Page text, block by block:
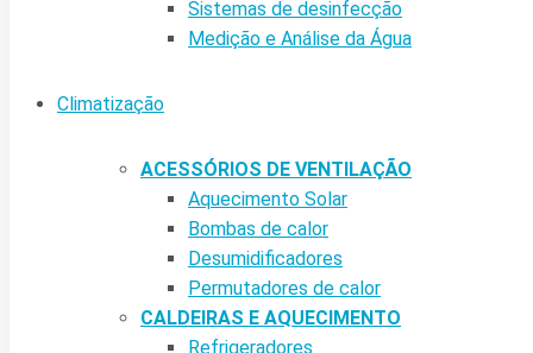
Sistemas de desinfecção
Medição e Análise da Água
Climatização
ACESSÓRIOS DE VENTILAÇÃO
Aquecimento Solar
Bombas de calor
Desumidificadores
Permutadores de calor
CALDEIRAS E AQUECIMENTO
Refrigeradores